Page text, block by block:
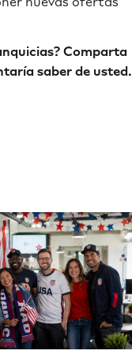
Comparta
saber de usted.